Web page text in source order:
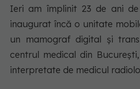
Ieri am împlinit 23 de ani
inaugurat încă o unitate
un mamograf digital şi
centrul medical din
interpretate de medicul